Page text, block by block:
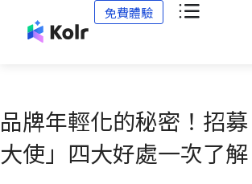
免費體驗
品牌年輕化的秘密！招
大使」四大好處一次了解